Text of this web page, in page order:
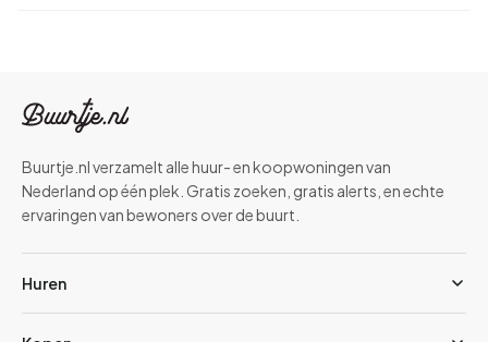
Buurtje.nl verzamelt alle huur- en koopwoningen van
Nederland op één plek. Gratis zoeken, gratis alerts, en echte
ervaringen van bewoners over de buurt.
Huren